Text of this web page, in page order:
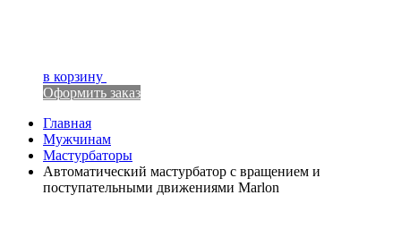
в корзину
Оформить заказ
Главная
Мужчинам
Мастурбаторы
Автоматический мастурбатор с вращением и
поступательными движениями Marlon